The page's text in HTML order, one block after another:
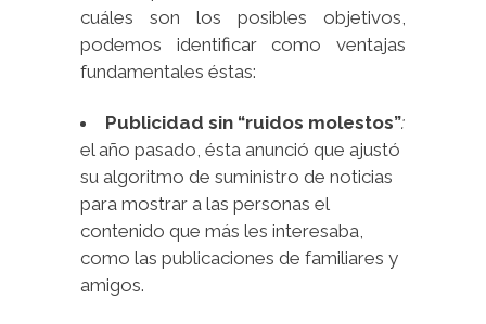
cuáles son los posibles objetivos,
podemos identificar como ventajas
fundamentales éstas:
Publicidad sin “ruidos molestos”:
el año pasado, ésta anunció que ajustó
su algoritmo de suministro de noticias
para mostrar a las personas el
contenido que más les interesaba,
como las publicaciones de familiares y
amigos.